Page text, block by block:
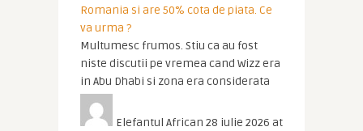
Romania si are 50% cota de piata. Ce
va urma ?
Multumesc frumos. Stiu ca au fost
niste discutii pe vremea cand Wizz era
in Abu Dhabi si zona era considerata
Elefantul African 28 iulie 2026 at